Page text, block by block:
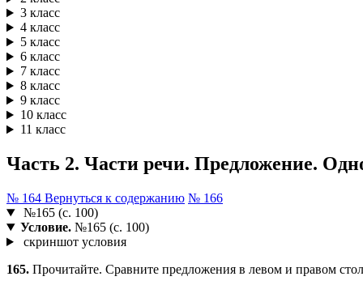
3 класс
4 класс
5 класс
6 класс
7 класс
8 класс
9 класс
10 класс
11 класс
Часть 2. Части речи. Предложение.
№ 164 Вернуться к содержанию № 166
№165 (с. 100)
Условие.№165 (с. 100)
скриншот условия
165. Прочитайте. Сравните предложения в левом и правом